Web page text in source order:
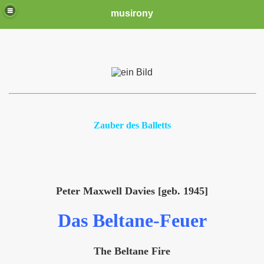
musirony
Zauber des Balletts
Peter Maxwell Davies [geb. 1945]
Das Beltane-Feuer
The Beltane Fire